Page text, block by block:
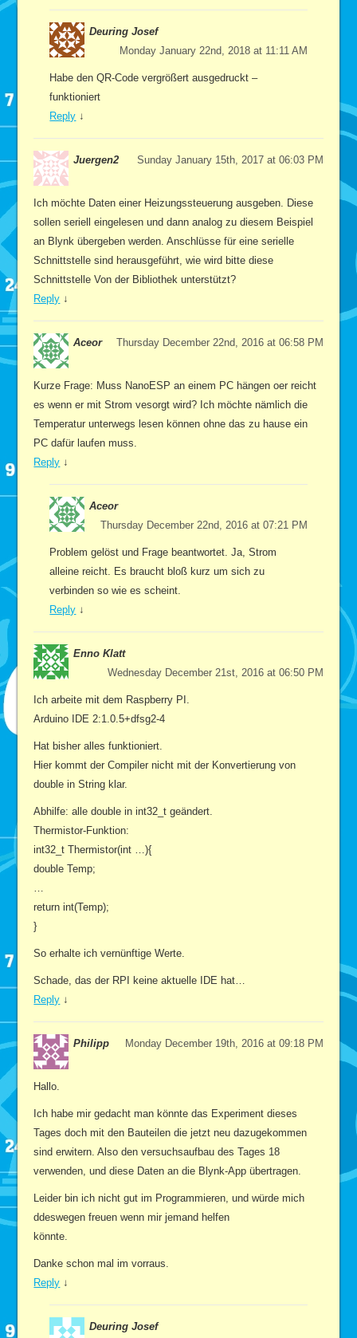
Deuring Josef
Monday January 22nd, 2018 at 11:11 AM
Habe den QR-Code vergrößert ausgedruckt –
funktioniert
Reply ↓
Juergen2 Sunday January 15th, 2017 at 06:03 PM
Ich möchte Daten einer Heizungssteuerung ausgeben. Diese
sollen seriell eingelesen und dann analog zu diesem Beispiel
an Blynk übergeben werden. Anschlüsse für eine serielle
Schnittstelle sind herausgeführt, wie wird bitte diese
Schnittstelle Von der Bibliothek unterstützt?
Reply ↓
Aceor Thursday December 22nd, 2016 at 06:58 PM
Kurze Frage: Muss NanoESP an einem PC hängen oer reicht
es wenn er mit Strom vesorgt wird? Ich möchte nämlich die
Temperatur unterwegs lesen können ohne das zu hause ein
PC dafür laufen muss.
Reply ↓
Aceor
Thursday December 22nd, 2016 at 07:21 PM
Problem gelöst und Frage beantwortet. Ja, Strom
alleine reicht. Es braucht bloß kurz um sich zu
verbinden so wie es scheint.
Reply ↓
Enno Klatt
Wednesday December 21st, 2016 at 06:50 PM
Ich arbeite mit dem Raspberry PI.
Arduino IDE 2:1.0.5+dfsg2-4
Hat bisher alles funktioniert.
Hier kommt der Compiler nicht mit der Konvertierung von
double in String klar.
Abhilfe: alle double in int32_t geändert.
Thermistor-Funktion:
int32_t Thermistor(int …){
double Temp;
return int(Temp);
}
So erhalte ich vernünftige Werte.
Schade, das der RPI keine aktuelle IDE hat…
Reply ↓
Philipp Monday December 19th, 2016 at 09:18 PM
Hallo.
Ich habe mir gedacht man könnte das Experiment dieses
Tages doch mit den Bauteilen die jetzt neu dazugekommen
sind erwitern. Also den versuchsaufbau des Tages 18
verwenden, und diese Daten an die Blynk-App übertragen.
Leider bin ich nicht gut im Programmieren, und würde mich
ddeswegen freuen wenn mir jemand helfen
könnte.
Danke schon mal im vorraus.
Reply ↓
Deuring Josef